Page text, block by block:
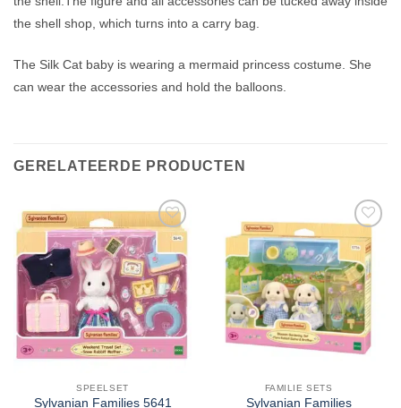
the shell shop, which turns into a carry bag.
The Silk Cat baby is wearing a mermaid princess costume. She
can wear the accessories and hold the balloons.
GERELATEERDE PRODUCTEN
SPEELSET
Sylvanian Families 5641
FAMILIE SETS
Sylvanian Families